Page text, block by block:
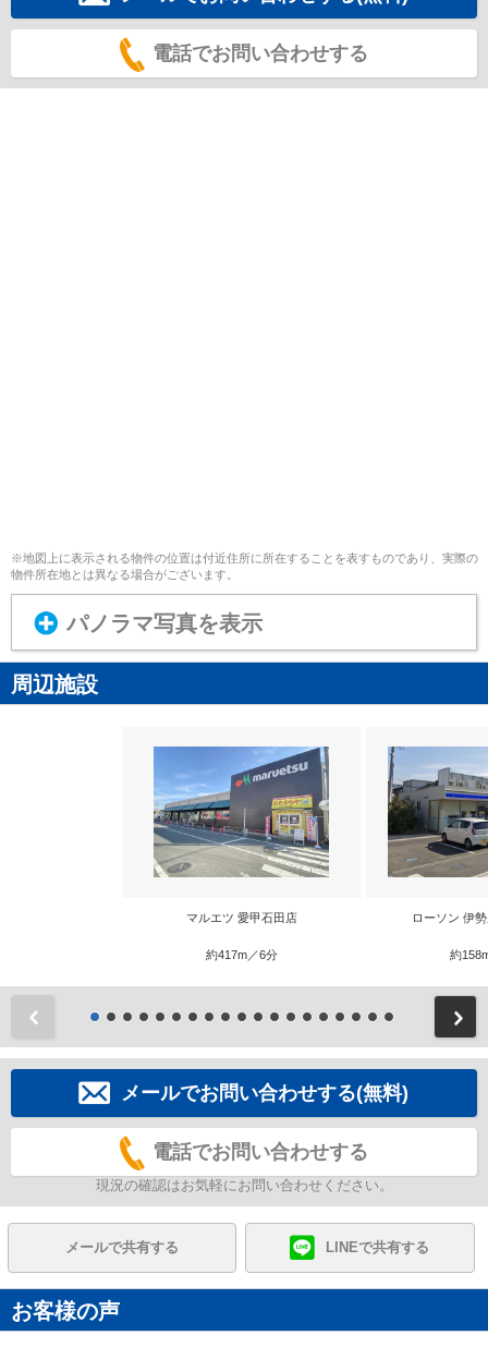
電話でお問い合わせする
※地図上に表示される物件の位置は付近住所に所在することを表すものであり、実際の
物件所在地とは異なる場合がございます。
パノラマ写真を表示
周辺施設
マルエツ 愛甲石田店
約417m／6分
ローソン 伊
約
メールでお問い合わせする(無料)
電話でお問い合わせする
現況の確認はお気軽にお問い合わせください。
メールで共有する LINEで共有する
お客様の声